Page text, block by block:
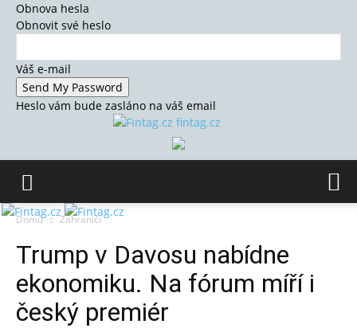
Obnova hesla
Obnovit své heslo
Váš e-mail
Heslo vám bude zasláno na váš email
fintag.cz
Domů Zahraničí
Trump v Davosu nabídne
ekonomiku. Na fórum míří i
český premiér